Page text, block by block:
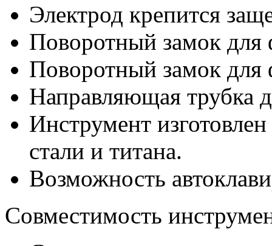
Электрод крепится
Поворотный замок для
Поворотный замок для
Направляющая трубка
Инструмент
стали и титана.
Возможность
Совместимость